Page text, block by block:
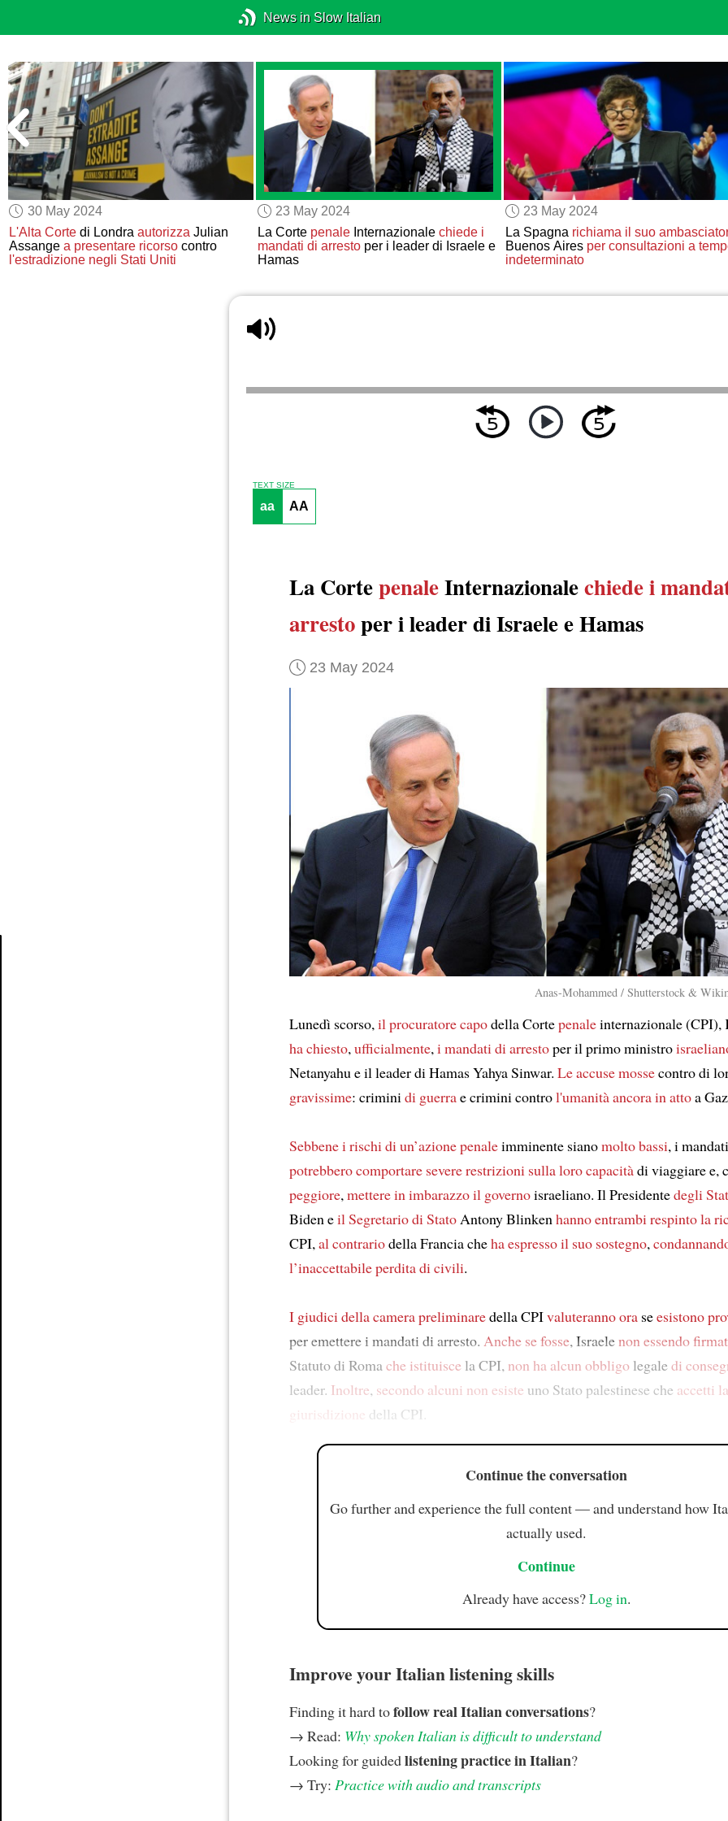
News in Slow Italian
30 May 2024
L'Alta Corte di Londraautorizza Julian
Assangea presentare ricorso contro
l'estradizione negli Stati Uniti
23 May 2024
La Corte penaleInternazionale chiede i
mandati di arrestoper i leader di Israele e
Hamas
23 May 2024
La Spagna richiama il suo
Buenos Aires per consultazioni a
indeterminato
TEXT SIZE
aa AA
La CortepenaleInternazionalechiedei
arrestoper i leader di Israele e Hamas
23 May 2024
Anas-Mohammed / Shutterstock &
Lunedì scorso,il procuratore capodella Cortepenaleinternazionale (CPI),
ha chiesto,ufficialmente,i mandati di arrestoper il primo ministro
Netanyahu e il leader di Hamas Yahya Sinwar. Le accuse mossecontro di
gravissime: criminidi guerrae crimini control'umanitàancora in attoa
Sebbene i rischidi un’azione penaleimminente sianomolto bassi, i
potrebbero comportare severe restrizioni sulla loro capacitàdi viaggiare e,
peggiore,mettere in imbarazzoil governoisraeliano. Il Presidentedegli
Biden eil Segretario di StatoAntony Blinkenhanno entrambi respintola
CPI,al contrariodella Francia cheha espressoil suo sostegno,
l’inaccettabileperdita di civili.
I giudici della camera preliminaredella CPIvaluteranno ora seesistono
per emettere i mandati di arresto. Anche se fosse, Israelenon essendo
Statuto di Romache istituisce la CPI, non ha alcun obbligo legaledi
leader. Inoltre, secondo alcuni non esiste uno Stato palestinese che accetti la
giurisdizione della CPI.
Continue the conversation
Go further and experience the full content — and understand how
actually used.
Continue
Already have access?Log in.
Improve your Italian listening skills
Finding it hard tofollow real Italian conversations?
→ Read: Why spoken Italian is difficult to understand
Looking for guidedlistening practice in Italian?
→ Try: Practice with audio and transcripts